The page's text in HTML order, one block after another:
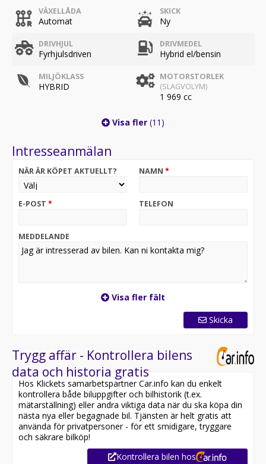
VÄXELLÅDA
Automat
SKICK
Ny
DRIVHJUL
Fyrhjulsdriven
DRIVMEDEL
Hybrid el/bensin
MILJÖKLASS
HYBRID
MOTORSTORLEK
(SLAGVOLYM)
1 969 cc
Visa fler (11)
Intresseanmälan
NÄR ÄR KÖPET AKTUELLT? NAMN *
E-POST * TELEFON
MEDDELANDE
Visa fler fält
Skicka
Trygg affär - Kontrollera bilens
data och historia gratis
Hos Klickets samarbetspartner Car.info kan du enkelt
kontrollera både biluppgifter och bilhistorik (t.ex.
mätarställning) eller andra viktiga data när du ska köpa din
nästa nya eller begagnade bil. Tjänsten är helt gratis att
använda för privatpersoner - för ett smidigare, tryggare
och säkrare bilköp!
Kontrollera bilen hos